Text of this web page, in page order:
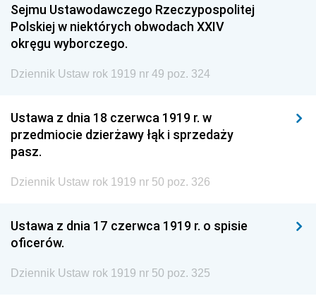
Sejmu Ustawodawczego Rzeczypospolitej
Polskiej w niektórych obwodach XXIV
okręgu wyborczego.
Dziennik Ustaw rok 1919 nr 49 poz. 324
Ustawa z dnia 18 czerwca 1919 r. w
przedmiocie dzierżawy łąk i sprzedaży
pasz.
Dziennik Ustaw rok 1919 nr 50 poz. 326
Ustawa z dnia 17 czerwca 1919 r. o spisie
oficerów.
Dziennik Ustaw rok 1919 nr 50 poz. 325